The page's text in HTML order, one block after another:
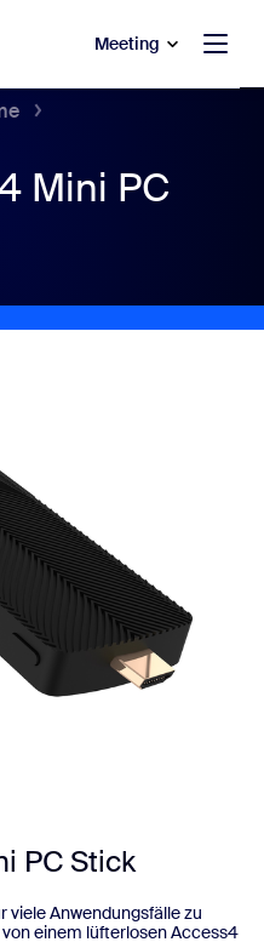
Meeting
Mini PC
PC Stick
Anwendungsfälle zu
einem lüfterlosen Access4